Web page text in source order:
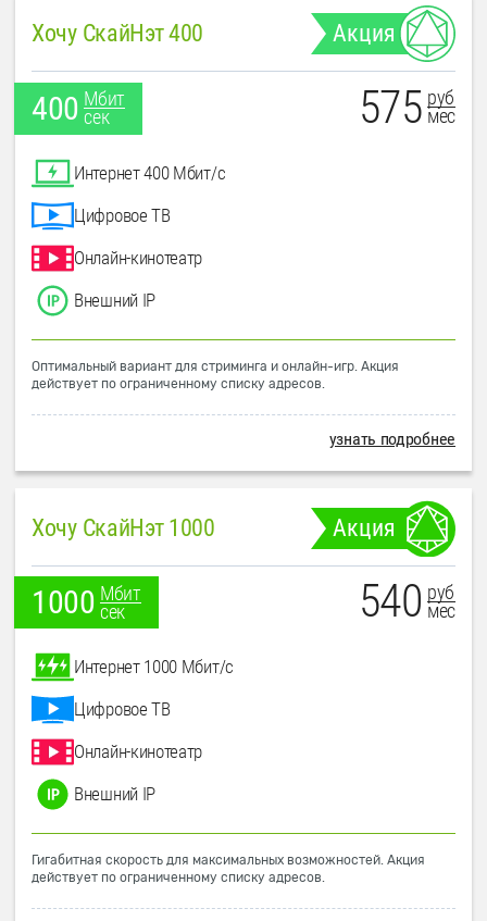
Хочу СкайНэт 400 Акция
400 Мбит
сек
575 руб
мес
Интернет 400 Мбит/с
Цифровое ТВ
Онлайн-кинотеатр
Внешний IP
Оптимальный вариант для стриминга и онлайн-игр. Акция
действует по ограниченному списку адресов.
узнать подробнее
Хочу СкайНэт 1000 Акция
1000 Мбит
сек
540 руб
мес
Интернет 1000 Мбит/с
Цифровое ТВ
Онлайн-кинотеатр
Внешний IP
Гигабитная скорость для максимальных возможностей. Акция
действует по ограниченному списку адресов.